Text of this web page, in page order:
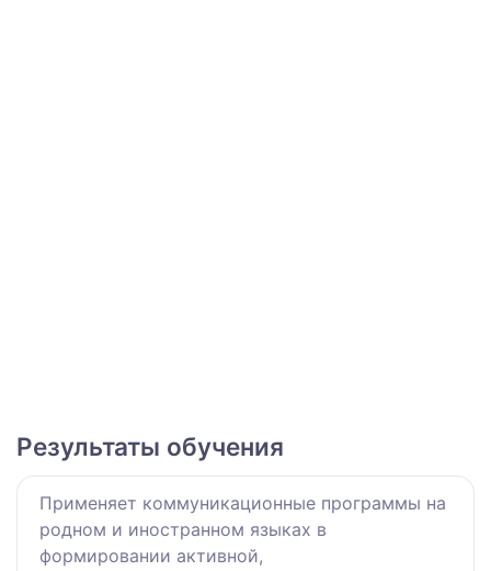
Результаты обучения
Применяет коммуникационные программы на
родном и иностранном языках в
формировании активной,